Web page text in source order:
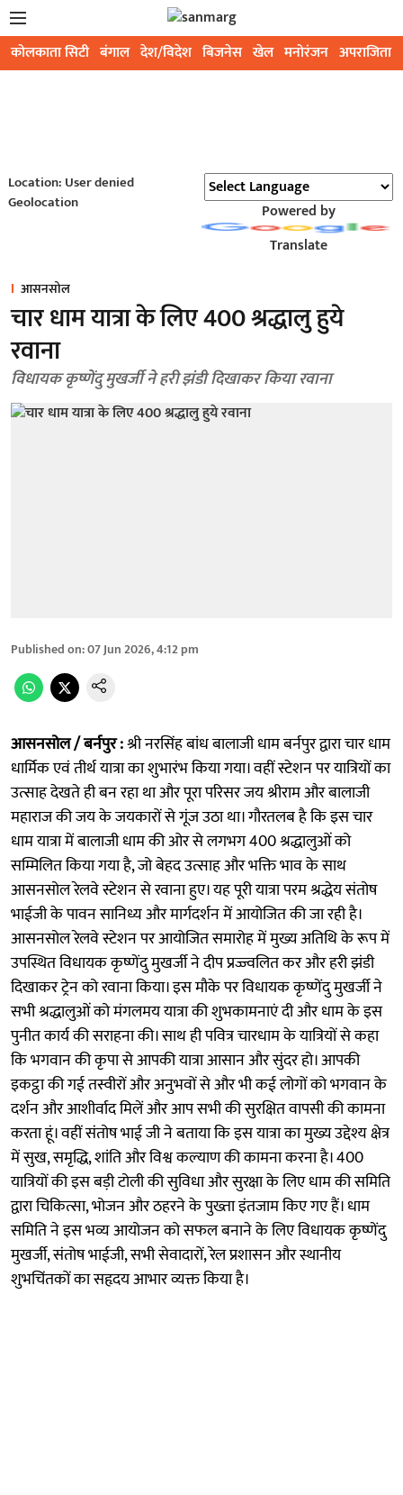
कोलकाता सिटी बंगाल देश/विदेश बिजनेस खेल मनोरंजन अपराजिता
Location: User denied
Geolocation
Powered by
Translate
आसनसोल
चार धाम यात्रा के लिए 400 श्रद्धालु हुये
रवाना
विधायक कृष्णेंदु मुखर्जी ने हरी झंडी दिखाकर किया रवाना
Published on:07 Jun 2026, 4:12 pm
आसनसोल / बर्नपुर :श्री नरसिंह बांध बालाजी धाम बर्नपुर द्वारा चार धाम
धार्मिक एवं तीर्थ यात्रा का शुभारंभ किया गया। वहीं स्टेशन पर यात्रियों का
उत्साह देखते ही बन रहा था और पूरा परिसर जय श्रीराम और बालाजी
महाराज की जय के जयकारों से गूंज उठा था। गौरतलब है कि इस चार
धाम यात्रा में बालाजी धाम की ओर से लगभग 400 श्रद्धालुओं को
सम्मिलित किया गया है, जो बेहद उत्साह और भक्ति भाव के साथ
आसनसोल रेलवे स्टेशन से रवाना हुए। यह पूरी यात्रा परम श्रद्धेय संतोष
भाईजी के पावन सानिध्य और मार्गदर्शन में आयोजित की जा रही है।
आसनसोल रेलवे स्टेशन पर आयोजित समारोह में मुख्य अतिथि के रूप में
उपस्थित विधायक कृष्णेंदु मुखर्जी ने दीप प्रज्ज्वलित कर और हरी झंडी
दिखाकर ट्रेन को रवाना किया। इस मौके पर विधायक कृष्णेंदु मुखर्जी ने
सभी श्रद्धालुओं को मंगलमय यात्रा की शुभकामनाएं दी और धाम के इस
पुनीत कार्य की सराहना की। साथ ही पवित्र चारधाम के यात्रियों से कहा
कि भगवान की कृपा से आपकी यात्रा आसान और सुंदर हो। आपकी
इकट्ठा की गई तस्वीरों और अनुभवों से और भी कई लोगों को भगवान के
दर्शन और आशीर्वाद मिलें और आप सभी की सुरक्षित वापसी की कामना
करता हूं। वहीं संतोष भाई जी ने बताया कि इस यात्रा का मुख्य उद्देश्य क्षेत्र
में सुख, समृद्धि, शांति और विश्व कल्याण की कामना करना है। 400
यात्रियों की इस बड़ी टोली की सुविधा और सुरक्षा के लिए धाम की समिति
द्वारा चिकित्सा, भोजन और ठहरने के पुख्ता इंतजाम किए गए हैं। धाम
समिति ने इस भव्य आयोजन को सफल बनाने के लिए विधायक कृष्णेंदु
मुखर्जी, संतोष भाईजी, सभी सेवादारों, रेल प्रशासन और स्थानीय
शुभचिंतकों का सहृदय आभार व्यक्त किया है।